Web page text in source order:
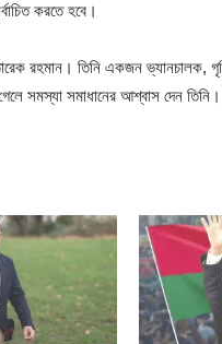
করতে হবে।
রহমান। তিনি একজন ভ্যানচালক,
সমস্যা সমাধানের আশ্বাস দেন তিনি।